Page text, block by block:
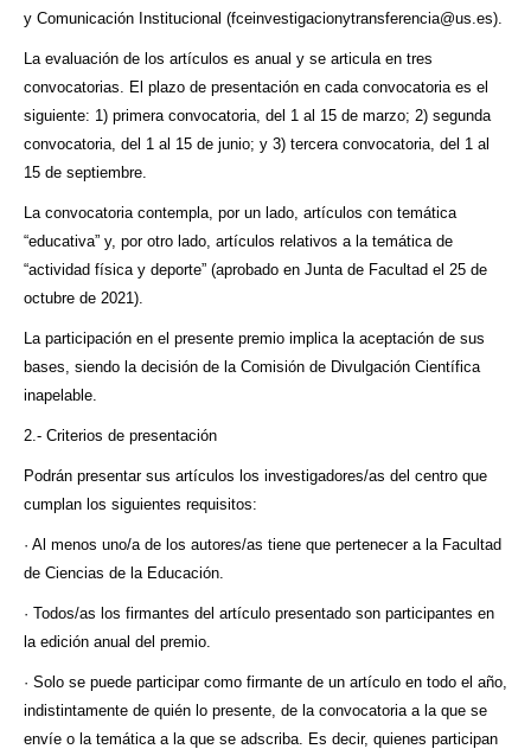
y Comunicación Institucional (fceinvestigacionytransferencia@us.es).
La evaluación de los artículos es anual y se articula en tres
convocatorias. El plazo de presentación en cada convocatoria es el
siguiente: 1) primera convocatoria, del 1 al 15 de marzo; 2) segunda
convocatoria, del 1 al 15 de junio; y 3) tercera convocatoria, del 1 al
15 de septiembre.
La convocatoria contempla, por un lado, artículos con temática
“educativa” y, por otro lado, artículos relativos a la temática de
“actividad física y deporte” (aprobado en Junta de Facultad el 25 de
octubre de 2021).
La participación en el presente premio implica la aceptación de sus
bases, siendo la decisión de la Comisión de Divulgación Científica
inapelable.
2.- Criterios de presentación
Podrán presentar sus artículos los investigadores/as del centro que
cumplan los siguientes requisitos:
· Al menos uno/a de los autores/as tiene que pertenecer a la Facultad
de Ciencias de la Educación.
· Todos/as los firmantes del artículo presentado son participantes en
la edición anual del premio.
· Solo se puede participar como firmante de un artículo en todo el año,
indistintamente de quién lo presente, de la convocatoria a la que se
envíe o la temática a la que se adscriba. Es decir, quienes participan